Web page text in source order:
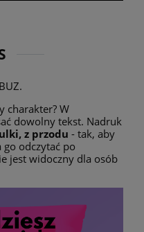
charakter? W
dowolny tekst. Nadruk
z przodu - tak, aby
go odczytać po
jest widoczny dla osób